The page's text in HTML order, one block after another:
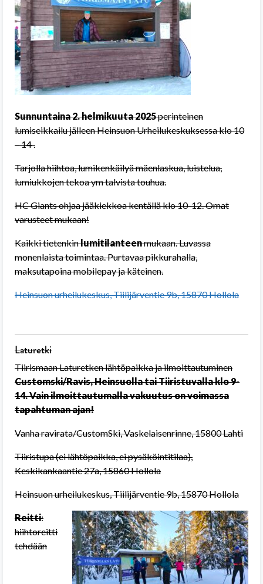
Sunnuntaina 2. helmikuuta 2025perinteinen
lumiseikkailu jälleen Heinsuon Urheilukeskuksessa klo 10
– 14 .
Tarjolla hiihtoa, lumikenkäilyä mäenlaskua, luistelua,
lumiukkojen tekoa ym talvista touhua.
HC Giants ohjaa jääkiekkoa kentällä klo 10-12. Omat
varusteet mukaan!
Kaikki tietenkinlumitilanteenmukaan. Luvassa
monenlaista toimintaa. Purtavaa pikkurahalla,
maksutapoina mobilepay ja käteinen.
Heinsuon urheilukeskus, Tiilijärventie 9b, 15870 Hollola
Laturetki
Tiirismaan Laturetken lähtöpaikka ja ilmoittautuminen
Customski/Ravis, Heinsuolla tai Tiiristuvalla klo 9-
14. Vain ilmoittautumalla vakuutus on voimassa
tapahtuman ajan!
Vanha ravirata/CustomSki, Vaskelaisenrinne, 15800 Lahti
Tiiristupa (ei lähtöpaikka, ei pysäköintitilaa),
Keskikankaantie 27a, 15860 Hollola
Heinsuon urheilukeskus, Tiilijärventie 9b, 15870 Hollola
Reitti:
hiihtoreitti
tehdään